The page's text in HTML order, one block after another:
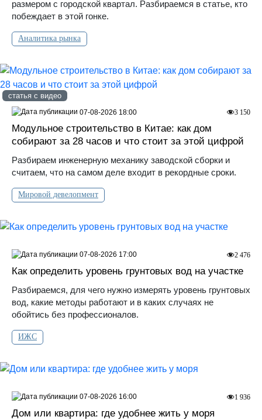
размером с городской квартал. Разбираемся в статье, кто
побеждает в этой гонке.
Аналитика рынка
статья с видео
Модульное строительство в Китае: как дом
собирают за 28 часов и что стоит за этой цифрой
Разбираем инженерную механику заводской сборки и
считаем, что на самом деле входит в рекордные сроки.
Мировой девелопмент
3 150
07-08-2026 18:00
Как определить уровень грунтовых вод на участке
Разбираемся, для чего нужно измерять уровень грунтовых
вод, какие методы работают и в каких случаях не
обойтись без профессионалов.
ИЖС
2 476
07-08-2026 17:00
Дом или квартира: где удобнее жить у моря
1 936
07-08-2026 16:00